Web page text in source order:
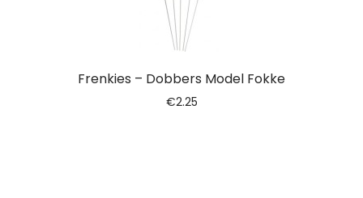
Frenkies – Dobbers Model Fokke
€2.25